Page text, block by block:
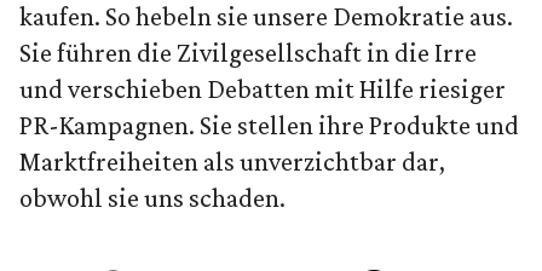
kaufen. So hebeln sie unsere Demokratie aus.
Sie führen die Zivilgesellschaft in die Irre
und verschieben Debatten mit Hilfe riesiger
PR-Kampagnen. Sie stellen ihre Produkte und
Marktfreiheiten als unverzichtbar dar,
obwohl sie uns schaden.